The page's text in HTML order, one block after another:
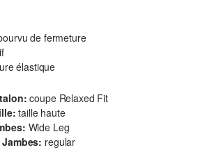
de fermeture
élastique
coupe Relaxed Fit
taille haute
Wide Leg
regular